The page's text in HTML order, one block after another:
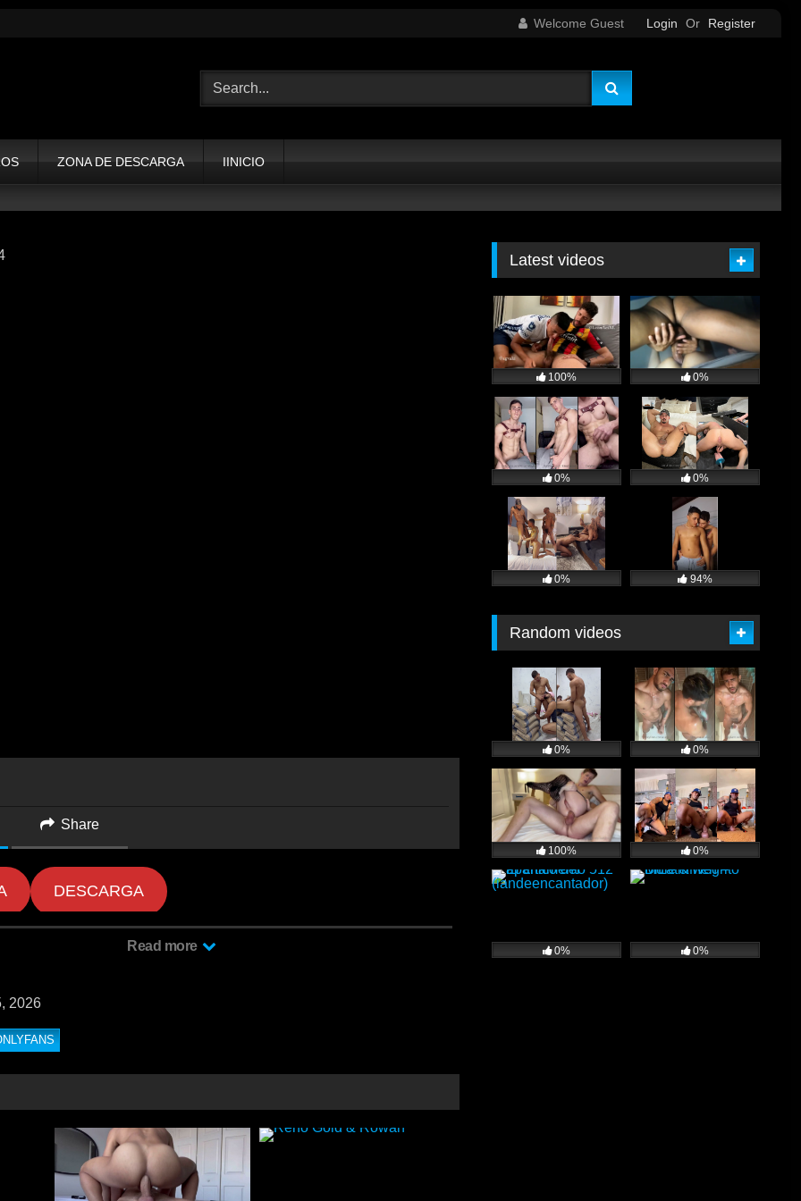
Welcome Guest Login Or Register
ZONA DE DESCARGA IINICIO
Share
DESCARGA
tatuados y con una presencia irresistible, Liam Fitzgerald es uno de esos
Read more
2026
Latest videos
100% 0%
0% 0%
0% 94%
Random videos
0% 0%
100% 0%
0% 0%